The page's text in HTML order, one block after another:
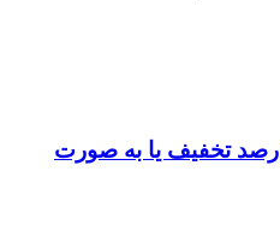
تخفیف یا به صورت